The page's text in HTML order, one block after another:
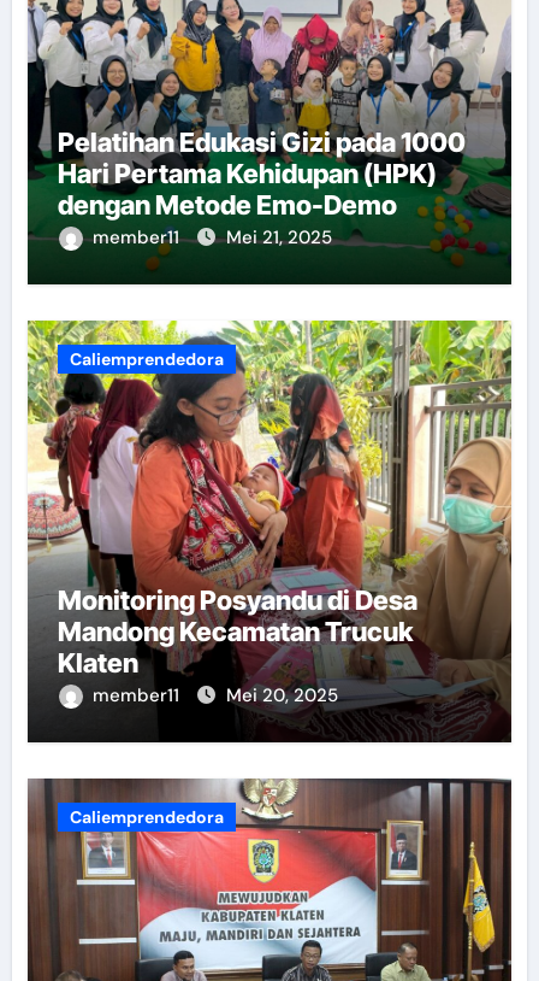
Pelatihan Edukasi Gizi pada 1000
Hari Pertama Kehidupan (HPK)
dengan Metode Emo-Demo
member11 Mei 21, 2025
Caliemprendedora
Monitoring Posyandu di Desa
Mandong Kecamatan Trucuk
Klaten
member11 Mei 20, 2025
Caliemprendedora